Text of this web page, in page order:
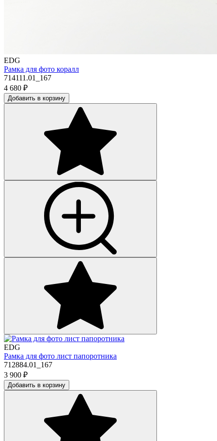
EDG
Рамка для фото коралл
714111.01_167
4 680 ₽
Добавить в корзину
EDG
Рамка для фото лист папоротника
712884.01_167
3 900 ₽
Добавить в корзину